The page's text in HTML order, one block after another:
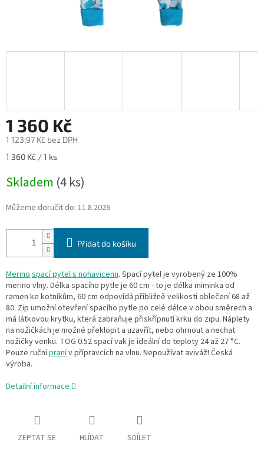
1 360 Kč
1 123,97 Kč bez DPH
Měrná
1 360 Kč / 1 ks
Skladem (4 ks)
Můžeme doručit do: 11.8.2026
Přidat do košíku
Merinospací pytel s nohavicemi. Spací pytel je vyrobený ze 100%
merino vlny. Délka spacího pytle je 60 cm - to je délka miminka od
ramen ke kotníkům, 60 cm odpovídá přibližně velikosti oblečení 68 až
80. Zip umožní otevření spacího pytle po celé délce v obou směrech a
má látkovou krytku, která zabraňuje přiskřípnutí krku do zipu. Náplety
na nožičkách je možné překlopit a uzavřít, nebo ohrnout a nechat
nožičky venku. TOG 0.52 spací vak je ideální do teploty 24 až 27 °C.
Pouze ručnípranív přípravcích na vlnu. Nepoužívat aviváž! Česká
výroba.
Detailní informace
ZEPTAT SE HLÍDAT SDÍLET